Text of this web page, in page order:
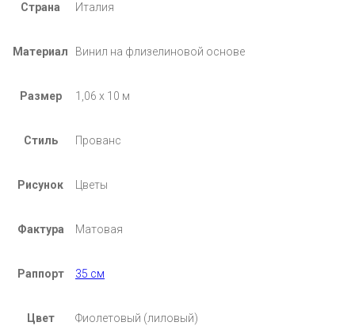
Страна Италия
Материал Винил на флизелиновой основе
Размер 1,06 х 10 м
Стиль Прованс
Рисунок Цветы
Фактура Матовая
Раппорт 35 см
Цвет Фиолетовый (лиловый)